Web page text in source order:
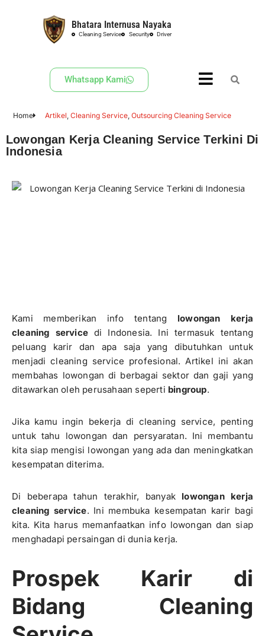
Bhatara Internusa Nayaka
Cleaning Service Security Driver
Whatsapp Kami
Home Artikel, Cleaning Service, Outsourcing Cleaning Service
Lowongan Kerja Cleaning Service Terkini Di
Indonesia
Kami memberikan info tentang lowongan kerja
cleaning service di Indonesia. Ini termasuk tentang
peluang karir dan apa saja yang dibutuhkan untuk
menjadi cleaning service profesional. Artikel ini akan
membahas lowongan di berbagai sektor dan gaji yang
ditawarkan oleh perusahaan seperti bingroup.
Jika kamu ingin bekerja di cleaning service, penting
untuk tahu lowongan dan persyaratan. Ini membantu
kita siap mengisi lowongan yang ada dan meningkatkan
kesempatan diterima.
Di beberapa tahun terakhir, banyak lowongan kerja
cleaning service. Ini membuka kesempatan karir bagi
kita. Kita harus memanfaatkan info lowongan dan siap
menghadapi persaingan di dunia kerja.
Prospek Karir di
Bidang Cleaning